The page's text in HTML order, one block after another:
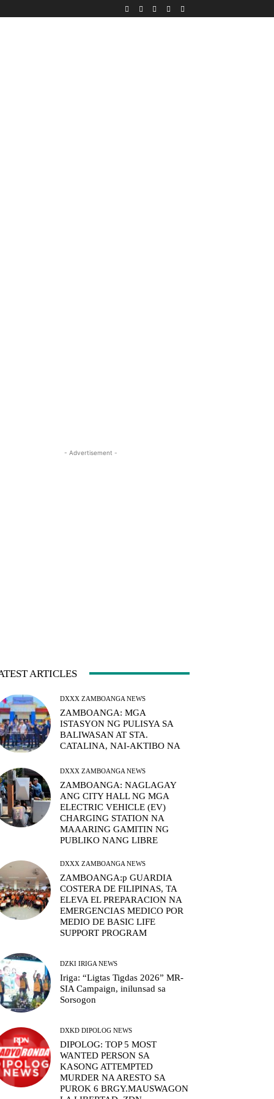
- Advertisement -
ARTICLES
DXXX ZAMBOANGA NEWS
ZAMBOANGA: MGA
ISTASYON NG PULISYA SA
BALIWASAN AT STA.
CATALINA, NAI-AKTIBO NA
DXXX ZAMBOANGA NEWS
ZAMBOANGA: NAGLAGAY
ANG CITY HALL NG MGA
ELECTRIC VEHICLE (EV)
CHARGING STATION NA
MAAARING GAMITIN NG
PUBLIKO NANG LIBRE
DXXX ZAMBOANGA NEWS
ZAMBOANGA:p GUARDIA
COSTERA DE FILIPINAS, TA
ELEVA EL PREPARACION NA
EMERGENCIAS MEDICO POR
MEDIO DE BASIC LIFE
SUPPORT PROGRAM
DZKI IRIGA NEWS
Iriga: “Ligtas Tigdas 2026” MR-
SIA Campaign, inilunsad sa
Sorsogon
DXKD DIPOLOG NEWS
DIPOLOG: TOP 5 MOST
WANTED PERSON SA
KASONG ATTEMPTED
MURDER NA ARESTO SA
PUROK 6 BRGY.MAUSWAGON